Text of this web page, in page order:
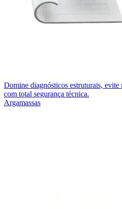
Domine diagnósticos estruturais, evite
com total segurança técnica.
Argamassas